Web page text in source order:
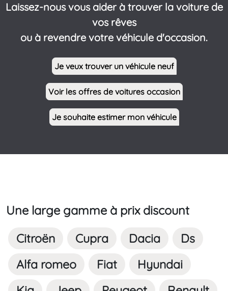
Laissez-nous vous aider à trouver la voiture de
vos rêves
ou à revendre votre véhicule d'occasion.
Je veux trouver un véhicule neuf
Voir les offres de voitures occasion
Je souhaite estimer mon véhicule
Une large gamme à prix discount
Citroën Cupra Dacia
Ds
Alfa romeo
Fiat
Hyundai